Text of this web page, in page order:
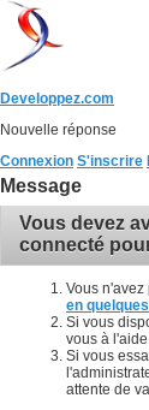
Developpez.com
Nouvelle réponse
Connexion S'inscrire
Message
Vous devez
connecté
Vous
en
Si vous
vous à
Si vous
attente de